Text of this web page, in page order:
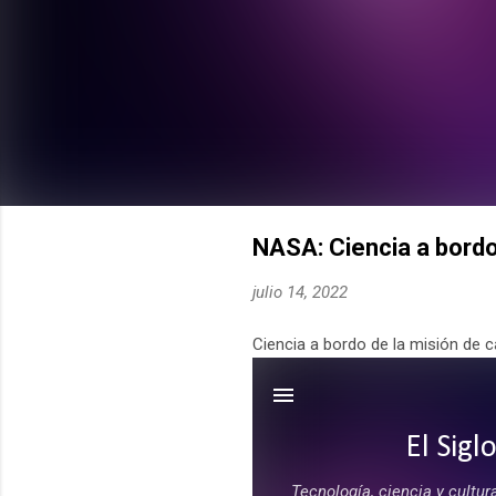
NASA: Ciencia a
julio 14, 2022
Ciencia a bordo de la misión de